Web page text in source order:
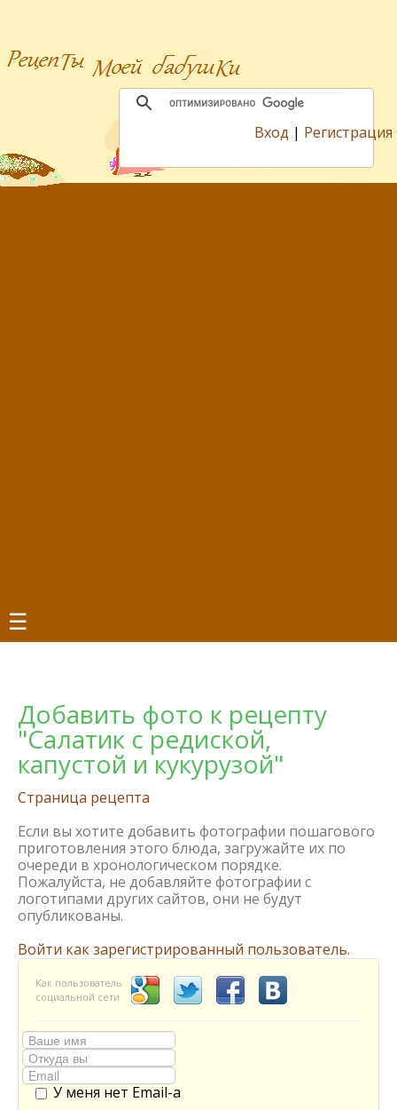
Вход | Регистрация
☰
Добавить фото к рецепту
"Салатик с редиской,
капустой и кукурузой"
Страница рецепта
Если вы хотите добавить фотографии пошагового
приготовления этого блюда, загружайте их по
очереди в хронологическом порядке.
Пожалуйста, не добавляйте фотографии с
логотипами других сайтов, они не будут
опубликованы.
Войти как зарегистрированный пользователь.
Как пользователь
социальной сети
У меня нет Email-а